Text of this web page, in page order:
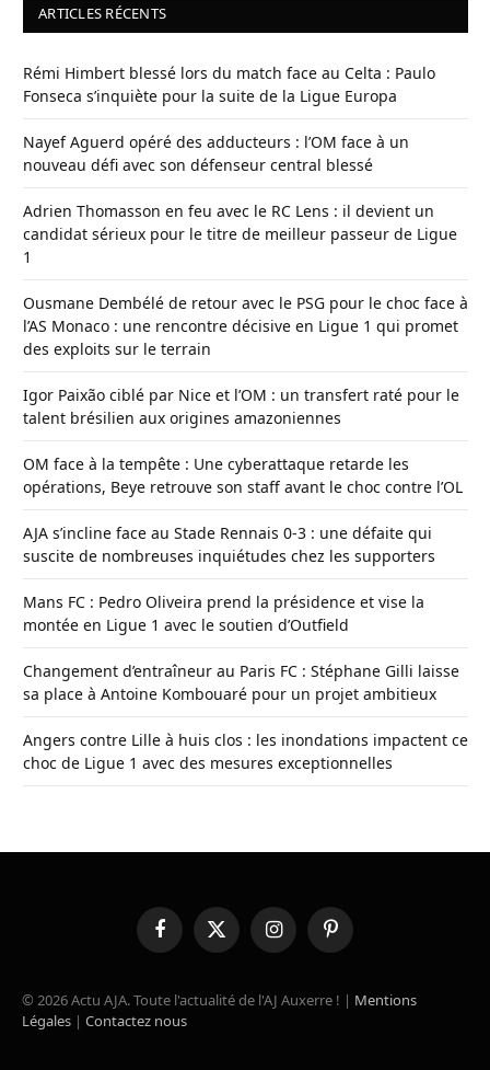
ARTICLES RÉCENTS
Rémi Himbert blessé lors du match face au Celta : Paulo
Fonseca s’inquiète pour la suite de la Ligue Europa
Nayef Aguerd opéré des adducteurs : l’OM face à un
nouveau défi avec son défenseur central blessé
Adrien Thomasson en feu avec le RC Lens : il devient un
candidat sérieux pour le titre de meilleur passeur de Ligue
1
Ousmane Dembélé de retour avec le PSG pour le choc face à
l’AS Monaco : une rencontre décisive en Ligue 1 qui promet
des exploits sur le terrain
Igor Paixão ciblé par Nice et l’OM : un transfert raté pour le
talent brésilien aux origines amazoniennes
OM face à la tempête : Une cyberattaque retarde les
opérations, Beye retrouve son staff avant le choc contre l’OL
AJA s’incline face au Stade Rennais 0-3 : une défaite qui
suscite de nombreuses inquiétudes chez les supporters
Mans FC : Pedro Oliveira prend la présidence et vise la
montée en Ligue 1 avec le soutien d’Outfield
Changement d’entraîneur au Paris FC : Stéphane Gilli laisse
sa place à Antoine Kombouaré pour un projet ambitieux
Angers contre Lille à huis clos : les inondations impactent ce
choc de Ligue 1 avec des mesures exceptionnelles
FacebookX
(Twitter)
InstagramPinterest
© 2026 Actu AJA. Toute l'actualité de l'AJ Auxerre ! | Mentions
Légales | Contactez nous